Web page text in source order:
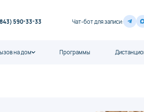
590-33-33 Чат-бот для записи:
на дом Программы